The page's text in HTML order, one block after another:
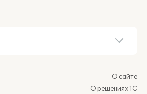
О сайте
О решениях 1С